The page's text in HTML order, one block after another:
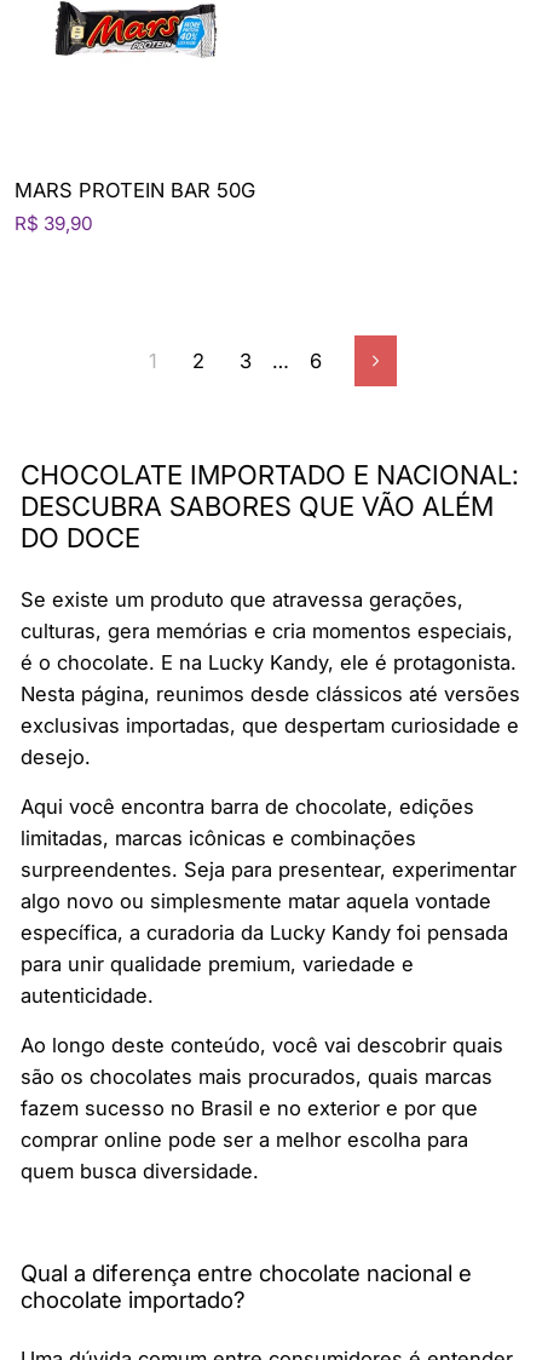
MARS PROTEIN BAR 50G
R$ 39,90
1 2 3 … 6 Próximo
CHOCOLATE IMPORTADO E NACIONAL:
DESCUBRA SABORES QUE VÃO ALÉM
DO DOCE
Se existe um produto que atravessa gerações,
culturas, gera memórias e cria momentos especiais,
é o chocolate. E na Lucky Kandy, ele é protagonista.
Nesta página, reunimos desde clássicos até versões
exclusivas importadas, que despertam curiosidade e
desejo.
Aqui você encontra barra de chocolate, edições
limitadas, marcas icônicas e combinações
surpreendentes. Seja para presentear, experimentar
algo novo ou simplesmente matar aquela vontade
específica, a curadoria da Lucky Kandy foi pensada
para unir qualidade premium, variedade e
autenticidade.
Ao longo deste conteúdo, você vai descobrir quais
são os chocolates mais procurados, quais marcas
fazem sucesso no Brasil e no exterior e por que
comprar online pode ser a melhor escolha para
quem busca diversidade.
Qual a diferença entre chocolate nacional e
chocolate importado?